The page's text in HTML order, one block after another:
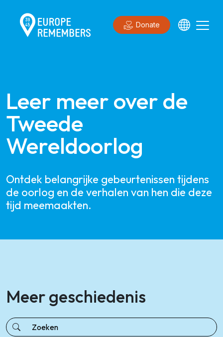
Donate
Leer meer over de
Tweede
Wereldoorlog
Ontdek belangrijke gebeurtenissen tijdens
de oorlog en de verhalen van hen die deze
tijd meemaakten.
Meer geschiedenis